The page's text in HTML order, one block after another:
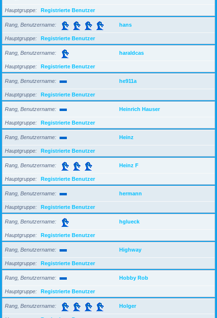
Hauptgruppe Registrierte Benutzer
Rang, Benutzername hans
Hauptgruppe Registrierte Benutzer
Rang, Benutzername haraldcas
Hauptgruppe Registrierte Benutzer
Rang, Benutzername he911a
Hauptgruppe Registrierte Benutzer
Rang, Benutzername Heinrich Hauser
Hauptgruppe Registrierte Benutzer
Rang, Benutzername Heinz
Hauptgruppe Registrierte Benutzer
Rang, Benutzername Heinz F
Hauptgruppe Registrierte Benutzer
Rang, Benutzername hermann
Hauptgruppe Registrierte Benutzer
Rang, Benutzername hglueck
Hauptgruppe Registrierte Benutzer
Rang, Benutzername Highway
Hauptgruppe Registrierte Benutzer
Rang, Benutzername Hobby Rob
Hauptgruppe Registrierte Benutzer
Rang, Benutzername Holger